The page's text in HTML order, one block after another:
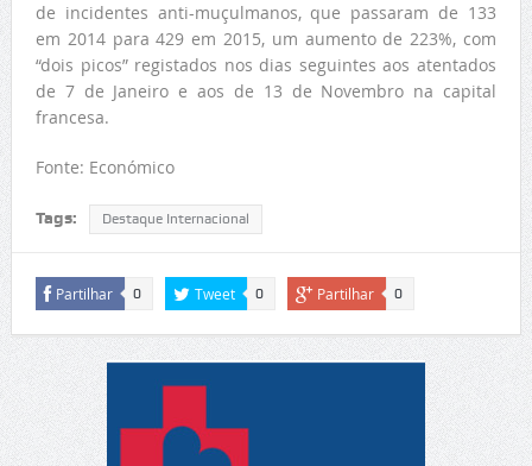
de incidentes anti-muçulmanos, que passaram de 133
em 2014 para 429 em 2015, um aumento de 223%, com
“dois picos” registados nos dias seguintes aos atentados
de 7 de Janeiro e aos de 13 de Novembro na capital
francesa.
Fonte: Económico
Tags: Destaque Internacional
Partilhar 0 Tweet 0 Partilhar 0